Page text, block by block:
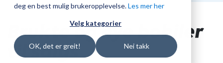
deg en best mulig brukeropplevelse.Les mer her
Velg kategorier
OK, det er greit! Nei takk
Brukte og nye bobiler
til salgs